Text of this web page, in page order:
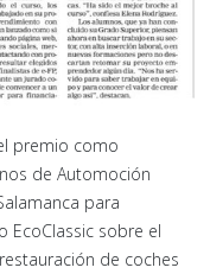
premio como
de Automoción
para
EcoClassic sobre el
de coches